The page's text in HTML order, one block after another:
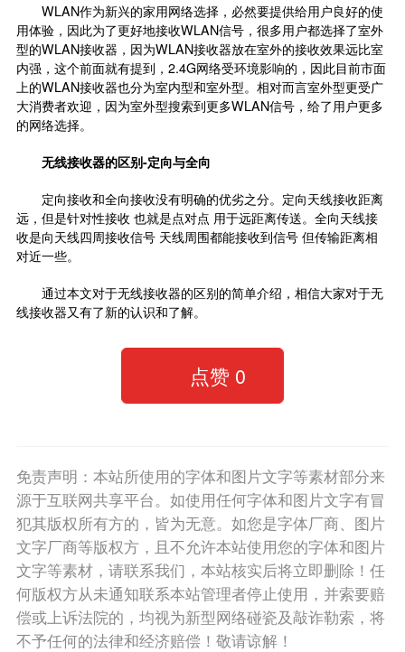
WLAN作为新兴的家用网络选择，必然要提供给用户良好的使
用体验，因此为了更好地接收WLAN信号，很多用户都选择了室外
型的WLAN接收器，因为WLAN接收器放在室外的接收效果远比室
内强，这个前面就有提到，2.4G网络受环境影响的，因此目前市面
上的WLAN接收器也分为室内型和室外型。相对而言室外型更受广
大消费者欢迎，因为室外型搜索到更多WLAN信号，给了用户更多
的网络选择。
无线接收器的区别-定向与全向
定向接收和全向接收没有明确的优劣之分。定向天线接收距离
远，但是针对性接收 也就是点对点 用于远距离传送。全向天线接
收是向天线四周接收信号 天线周围都能接收到信号 但传输距离相
对近一些。
通过本文对于无线接收器的区别的简单介绍，相信大家对于无
线接收器又有了新的认识和了解。
点赞 0
免责声明：本站所使用的字体和图片文字等素材部分来
源于互联网共享平台。如使用任何字体和图片文字有冒
犯其版权所有方的，皆为无意。如您是字体厂商、图片
文字厂商等版权方，且不允许本站使用您的字体和图片
文字等素材，请联系我们，本站核实后将立即删除！任
何版权方从未通知联系本站管理者停止使用，并索要赔
偿或上诉法院的，均视为新型网络碰瓷及敲诈勒索，将
不予任何的法律和经济赔偿！敬请谅解！